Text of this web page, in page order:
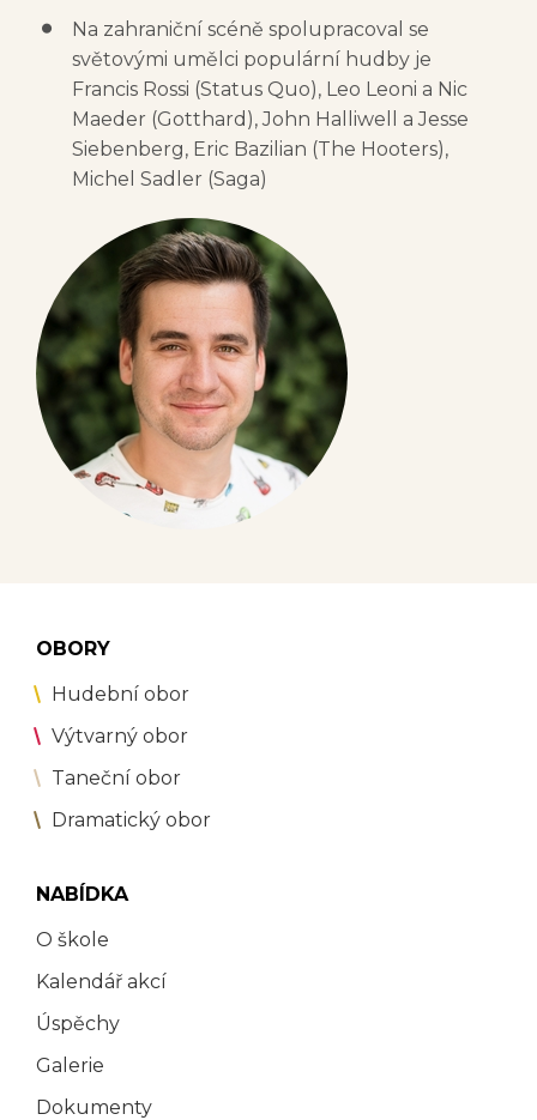
Na zahraniční scéně spolupracoval se
světovými umělci populární hudby je
Francis Rossi (Status Quo), Leo Leoni a Nic
Maeder (Gotthard), John Halliwell a Jesse
Siebenberg, Eric Bazilian (The Hooters),
Michel Sadler (Saga)
OBORY
Hudební obor
Výtvarný obor
Taneční obor
Dramatický obor
NABÍDKA
O škole
Kalendář akcí
Úspěchy
Galerie
Dokumenty